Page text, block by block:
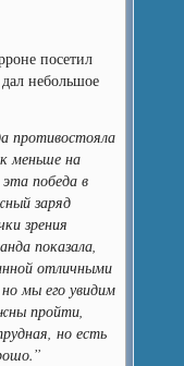
посетил
небольшое
противостояла
меньше на
победа в
заряд
зрения
показала,
отличными
мы его увидим
пройти,
но есть